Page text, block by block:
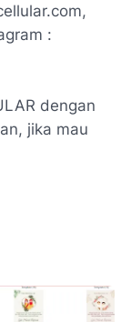
:
dengan
jika mau